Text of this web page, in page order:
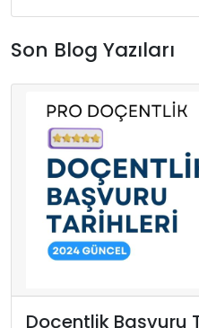
Son Blog Yazıları
Doçentlik Başvuru